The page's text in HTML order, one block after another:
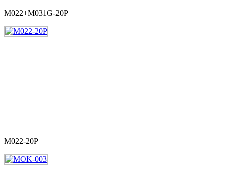
M022+M031G-20P
M022-20P